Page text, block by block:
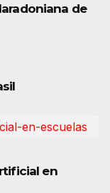
de
en